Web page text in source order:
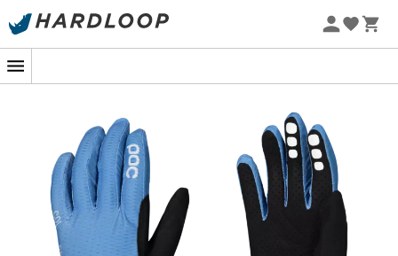
Promos d'été 🔥 -5 % EXTRA dès 2 produits* code Summer5